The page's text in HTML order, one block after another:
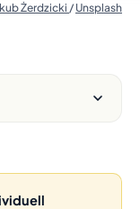
Żerdzicki / Unsplash